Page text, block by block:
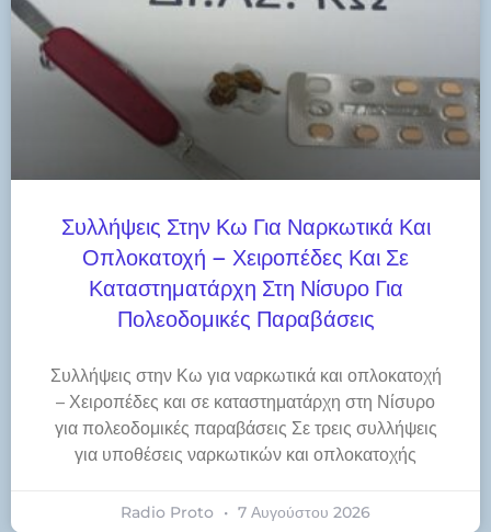
Συλλήψεις Στην Κω Για Ναρκωτικά Και
Οπλοκατοχή – Χειροπέδες Και Σε
Καταστηματάρχη Στη Νίσυρο Για
Πολεοδομικές Παραβάσεις
Συλλήψεις στην Κω για ναρκωτικά και οπλοκατοχή
– Χειροπέδες και σε καταστηματάρχη στη Νίσυρο
για πολεοδομικές παραβάσεις Σε τρεις συλλήψεις
για υποθέσεις ναρκωτικών και οπλοκατοχής
Radio Proto 7 Αυγούστου 2026